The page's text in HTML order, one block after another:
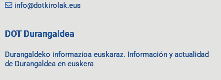
info@dotkirolak.eus
DOT Durangaldea
Durangaldeko informazioa euskaraz. Información y actualidad
de Durangaldea en euskera